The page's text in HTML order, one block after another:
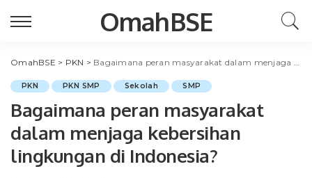
OmahBSE
OmahBSE > PKN > Bagaimana peran masyarakat dalam menjaga kebersihan lingkungan di Indonesia?
PKN PKN SMP Sekolah SMP
Bagaimana peran masyarakat
dalam menjaga kebersihan
lingkungan di Indonesia?